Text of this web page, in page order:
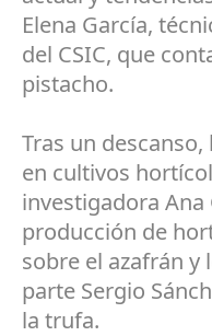
Elena García,
del CSIC, que
pistacho.
Tras un
en cultivos
investigadora
producción de
sobre el azafrán y
parte Sergio
la trufa.